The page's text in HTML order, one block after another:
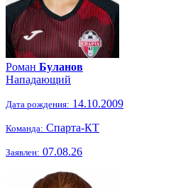
Роман Буланов
Нападающий
Дата рождения: 14.10.2009
Команда: Спарта-КТ
Заявлен: 07.08.26